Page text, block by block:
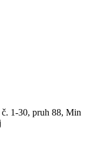
1-30, pruh 88, Min